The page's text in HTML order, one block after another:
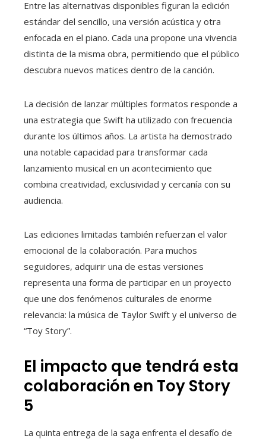
Entre las alternativas disponibles figuran la edición
estándar del sencillo, una versión acústica y otra
enfocada en el piano. Cada una propone una vivencia
distinta de la misma obra, permitiendo que el público
descubra nuevos matices dentro de la canción.
La decisión de lanzar múltiples formatos responde a
una estrategia que Swift ha utilizado con frecuencia
durante los últimos años. La artista ha demostrado
una notable capacidad para transformar cada
lanzamiento musical en un acontecimiento que
combina creatividad, exclusividad y cercanía con su
audiencia.
Las ediciones limitadas también refuerzan el valor
emocional de la colaboración. Para muchos
seguidores, adquirir una de estas versiones
representa una forma de participar en un proyecto
que une dos fenómenos culturales de enorme
relevancia: la música de Taylor Swift y el universo de
“Toy Story”.
El impacto que tendrá esta
colaboración en Toy Story
5
La quinta entrega de la saga enfrenta el desafío de